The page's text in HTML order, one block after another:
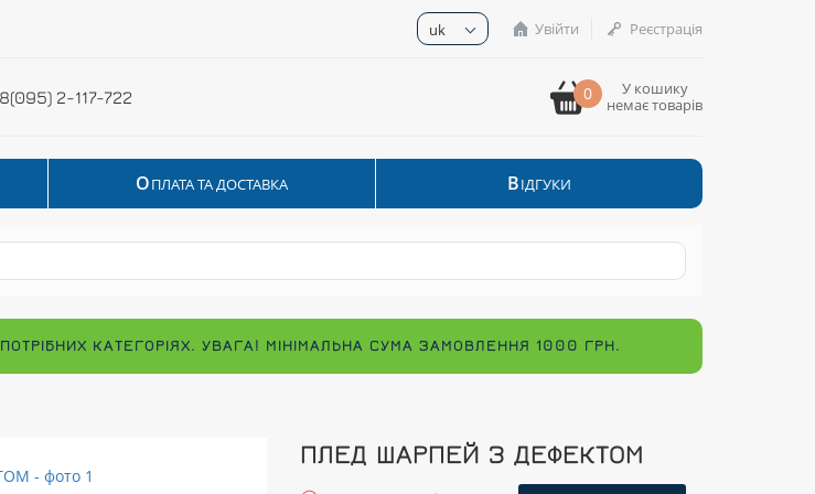
uk Увійти Реєстрація
2-117-722 0
У кошику
немає товарів
ОПЛАТА ТА ДОСТАВКА ВІДГУКИ
КАТЕГОРІЯХ. УВАГА! МІНІМАЛЬНА СУМА ЗАМОВЛЕННЯ 1000 ГРН.
ПЛЕД ШАРПЕЙ З ДЕФЕКТОМ